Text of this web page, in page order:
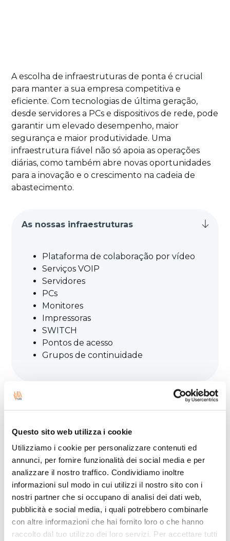
Questo sito web utilizza i cookie
Utilizziamo i cookie per personalizzare contenuti ed
annunci, per fornire funzionalità dei social media e per
analizzare il nostro traffico. Condividiamo inoltre
informazioni sul modo in cui utilizzi il nostro sito con i
nostri partner che si occupano di analisi dei dati web,
pubblicità e social media, i quali potrebbero combinarle
con altre informazioni che hai fornito loro o che hanno
raccolto dal tuo utilizzo dei loro servizi. Per accettare tutti
A escolha de infraestruturas de ponta é crucial
para manter a sua empresa competitiva e
eficiente. Com tecnologias de última geração,
desde servidores a PCs e dispositivos de rede, pode
garantir um elevado desempenho, maior
segurança e maior produtividade. Uma
infraestrutura fiável não só apoia as operações
diárias, como também abre novas oportunidades
para a inovação e o crescimento na cadeia de
abastecimento.
As nossas infraestruturas
Plataforma de colaboração por vídeo
Serviços VOIP
Servidores
PCs
Monitores
Impressoras
SWITCH
Pontos de acesso
Grupos de continuidade